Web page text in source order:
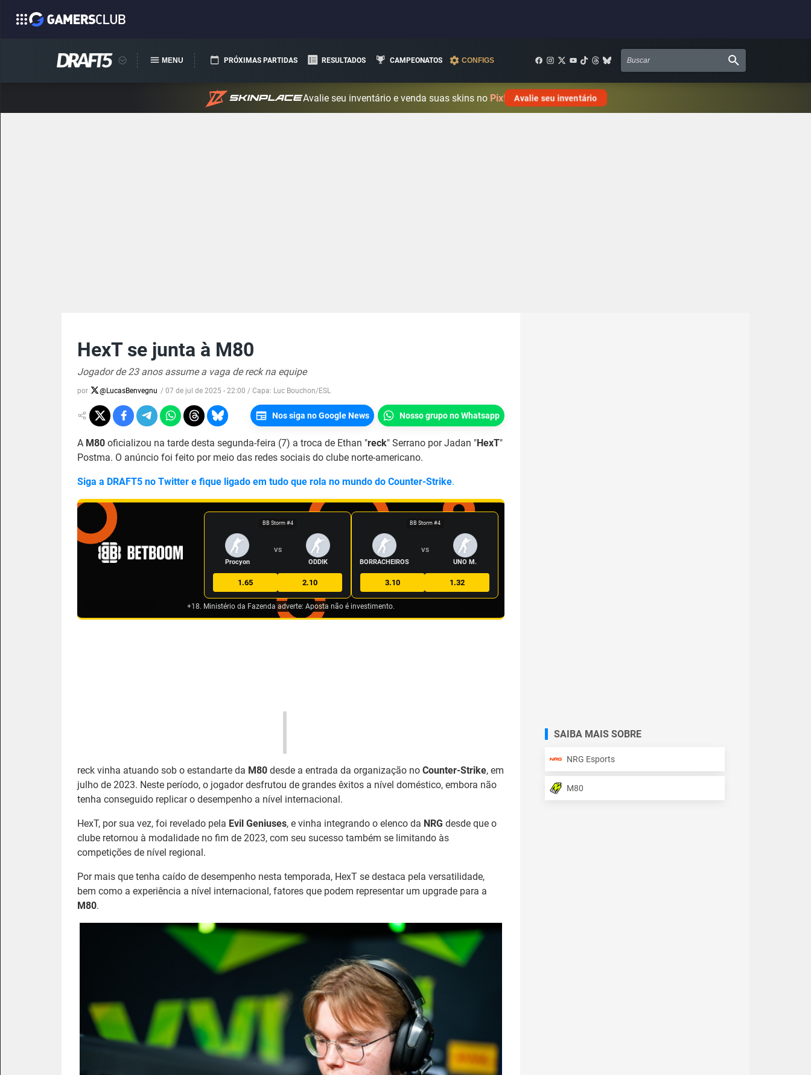
MENU PRÓXIMAS PARTIDAS RESULTADOS CAMPEONATOS CONFIGS
Avalie seu inventário e venda suas skins no Pix! Avalie seu inventário
HexT se junta à M80
Jogador de 23 anos assume a vaga de reck na equipe
por @LucasBenvegnu / 07 de jul de 2025 - 22:00 / Capa: Luc Bouchon/ESL
Nos siga no Google News Nosso grupo no Whatsapp
A M80 oficializou na tarde desta segunda-feira (7) a troca de Ethan "reck" Serrano por Jadan "HexT"
Postma. O anúncio foi feito por meio das redes sociais do clube norte-americano.
Siga a DRAFT5 no Twitter e fique ligado em tudo que rola no mundo do Counter-Strike.
BB Storm #4
Procyon
VS
ODDIK
1.65 2.10
BB Storm #4
BORRACHEIROS
VS
UNO M.
3.10 1.32
+18. Ministério da Fazenda adverte: Aposta não é investimento.
reck vinha atuando sob o estandarte da M80 desde a entrada da organização no Counter-Strike, em
julho de 2023. Neste período, o jogador desfrutou de grandes êxitos a nível doméstico, embora não
tenha conseguido replicar o desempenho a nível internacional.
HexT, por sua vez, foi revelado pela Evil Geniuses, e vinha integrando o elenco da NRG desde que o
clube retornou à modalidade no fim de 2023, com seu sucesso também se limitando às
competições de nível regional.
Por mais que tenha caído de desempenho nesta temporada, HexT se destaca pela versatilidade,
bem como a experiência a nível internacional, fatores que podem representar um upgrade para a
M80.
SAIBA MAIS SOBRE
NRG Esports
M80